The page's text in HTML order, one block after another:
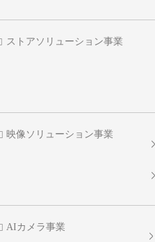
ストアソリューション事業
映像ソリューション事業
AIカメラ事業